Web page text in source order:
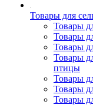
Товары для
Товары
Товары
Товары
Товары
птицы
Товары
Товары
Товары